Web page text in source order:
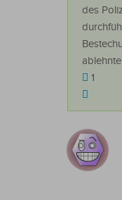
des
1